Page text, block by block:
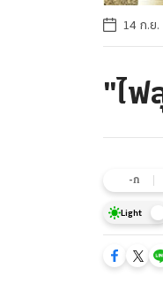
14 ก.ย
"ไฟ
-ก
Light